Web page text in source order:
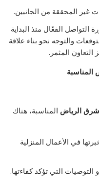
غير المحققة من الجانبين.
الفعّال منذ البداية
والتوجه نحو بناء علاقة
المثمر.
المناسبة
الرياض المناسبة، هناك
في الأعمال المنزلية
التي تؤكد كفاءتها.